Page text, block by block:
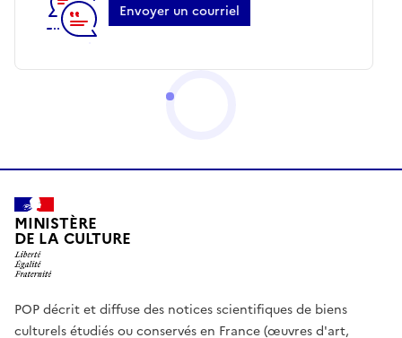
Envoyer un courriel
MINISTÈRE
DE LA CULTURE
POP décrit et diffuse des notices scientifiques de biens
culturels étudiés ou conservés en France (œuvres d'art,